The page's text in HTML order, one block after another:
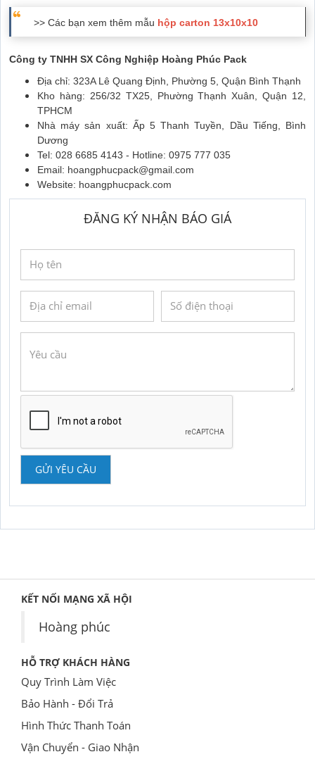
>> Các bạn xem thêm mẫu hộp carton 13x10x10
Công ty TNHH SX Công Nghiệp Hoàng Phúc Pack
Địa chỉ: 323A Lê Quang Định, Phường 5, Quận Bình Thạnh
Kho hàng: 256/32 TX25, Phường Thạnh Xuân, Quận 12,
TPHCM
Nhà máy sản xuất: Ấp 5 Thanh Tuyền, Dầu Tiếng, Bình
Dương
Tel: 028 6685 4143 - Hotline: 0975 777 035
Email: hoangphucpack@gmail.com
Website: hoangphucpack.com
ĐĂNG KÝ NHẬN BÁO GIÁ
GỬI YÊU CẦU
KẾT NỐI MẠNG XÃ HỘI
Hoàng phúc
HỖ TRỢ KHÁCH HÀNG
Quy Trình Làm Việc
Bảo Hành - Đổi Trả
Hình Thức Thanh Toán
Vận Chuyển - Giao Nhận